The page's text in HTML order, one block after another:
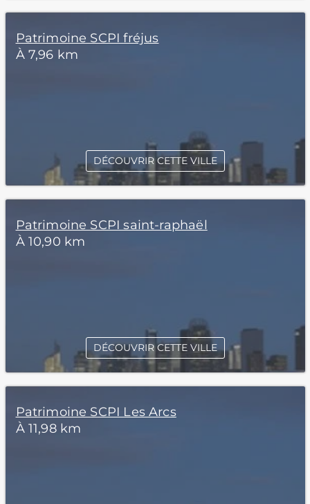
Patrimoine SCPI fréjus
À 7,96 km
DÉCOUVRIR CETTE VILLE
Patrimoine SCPI saint-raphaël
À 10,90 km
DÉCOUVRIR CETTE VILLE
Patrimoine SCPI Les Arcs
À 11,98 km